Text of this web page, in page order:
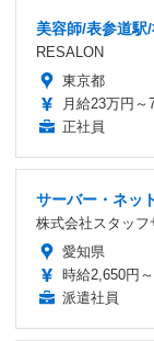
美容師/表参道駅
RESALON
東京都
月給23万円～
正社員
サーバー・ネッ
株式会社スタッ
愛知県
時給2,650円～
派遣社員